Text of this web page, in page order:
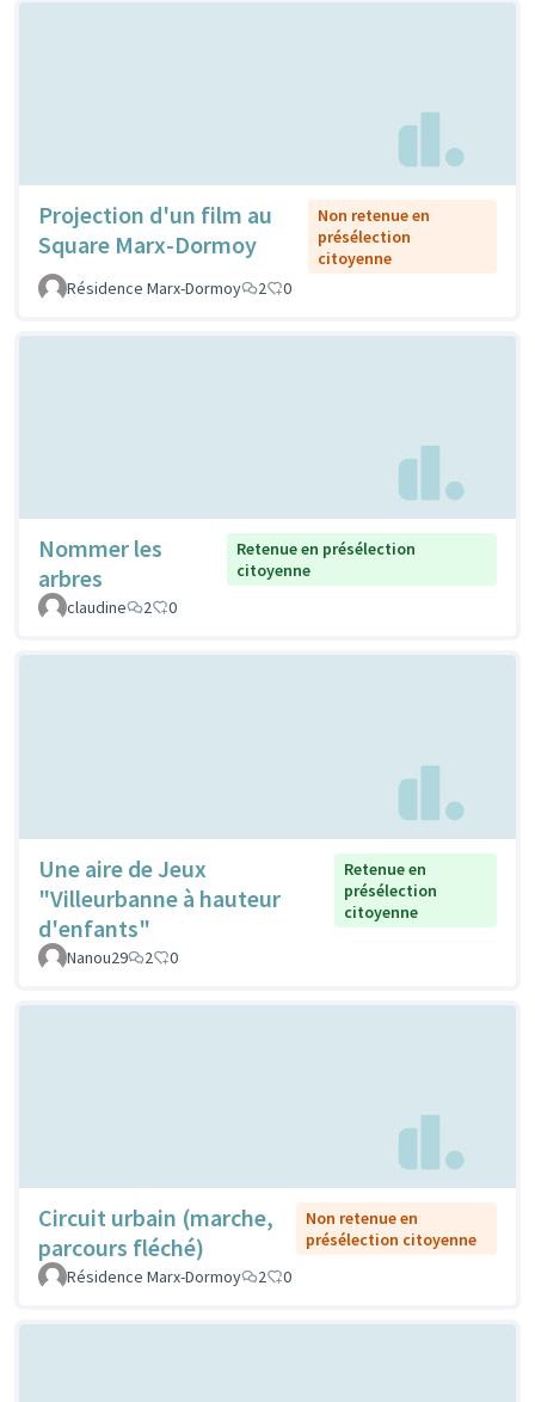
Projection d'un film au
Square Marx-Dormoy
Non retenue en
présélection
citoyenne
Résidence Marx-Dormoy
2 0
Nommer les
arbres
Retenue en présélection
citoyenne
claudine
2 0
Une aire de Jeux
"Villeurbanne à hauteur
d'enfants"
Retenue en
présélection
citoyenne
Nanou29 2 0
Circuit urbain (marche,
parcours fléché)
Non retenue en
présélection citoyenne
Résidence Marx-Dormoy
2 0